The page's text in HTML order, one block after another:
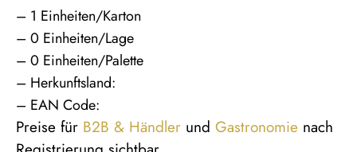
– 1 Einheiten/Karton
– 0 Einheiten/Lage
– 0 Einheiten/Palette
– Herkunftsland:
– EAN Code:
Preise für B2B & Händler und Gastronomie nach